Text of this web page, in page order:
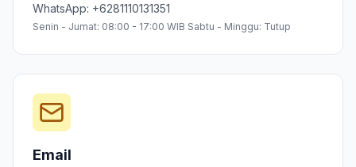
WhatsApp: +6281110131351
Senin - Jumat: 08:00 - 17:00 WIB Sabtu - Minggu: Tutup
Email